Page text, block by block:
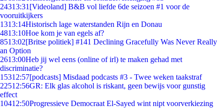
24313:31 [Videoland] B&B vol liefde 6de seizoen #1 voor de
vooruitkijkers
1313:14Historisch lage waterstanden Rijn en Donau
4813:10Hoe kom je van egels af?
8513:02[Britse politiek] #141 Declining Gracefully Was Never Really
an Option
2613:00Heb jij wel eens (online of irl) te maken gehad met
discriminatie?
15312:57[podcasts] Misdaad podcasts #3 - Twee weken taakstraf
22512:56GR: Elk glas alcohol is riskant, geen bewijs voor gunstig
effect
10412:50Progressieve Democraat El-Sayed wint nipt voorverkiezing